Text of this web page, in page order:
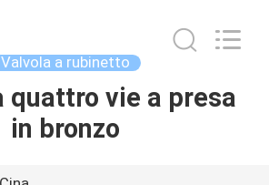
Valvola a rubinetto
quattro vie a presa
in bronzo